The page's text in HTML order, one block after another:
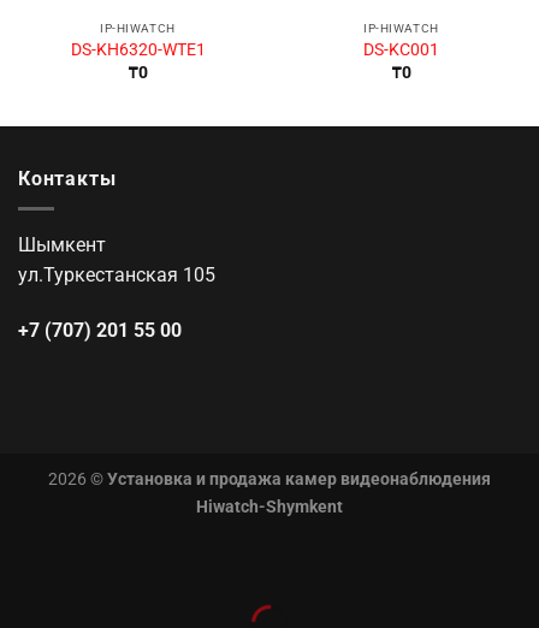
IP-HIWATCH
DS-KH6320-WTE1
₸0
IP-HIWATCH
DS-KC001
₸0
Контакты
Шымкент
ул.Туркестанская 105
+7 (707) 201 55 00
2026 ©Установка и продажа камер видеонаблюдения
Hiwatch-Shymkent